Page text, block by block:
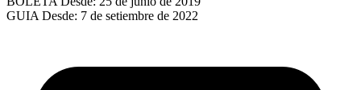
GUIA Desde: 7 de setiembre de 2022